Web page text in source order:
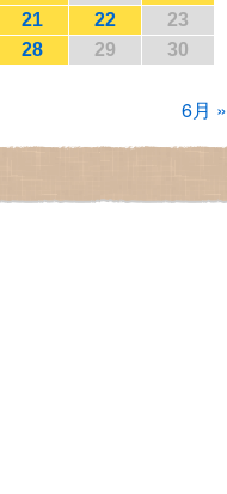
21 22
23
28 29
30
6月 »